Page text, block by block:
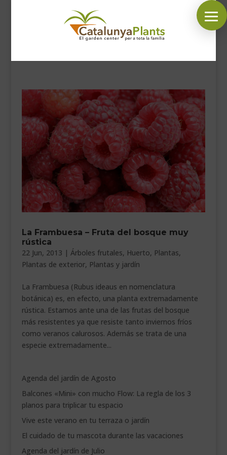
SÍGUENOS EN:
COMPLEMENTOS JARDÍN
MASCOTAS
DECORACIÓN
HORARIO GARDEN
CONTACTAR
___________________________
VEURE EN CATALÀ
La Frambuesa – Fruta del bosque muy
rústica
22 Jun, 2013 | Árboles frutales, Huerto, Plantas,
Plantas de exterior, Plantas y jardín
La Frambuesa (Rubus ideaus en nomenclatura
botánica) es, en efecto, una planta extremadamente
rústica. Estamos ante una de las frutas del bosque
más resistentes ya que resiste tanto inviernos fríos
como veranos calurosos. Además se trata de una
especie extremadamente...
Agenda del jardín de Agosto
Balcones «Mini» con mucho Flow: La regla de los 3
planos para triplicar tu espacio
Vive este verano en tu terraza o jardín
El cuidado de tu mascota durante las vacaciones
Agenda del jardín de Julio